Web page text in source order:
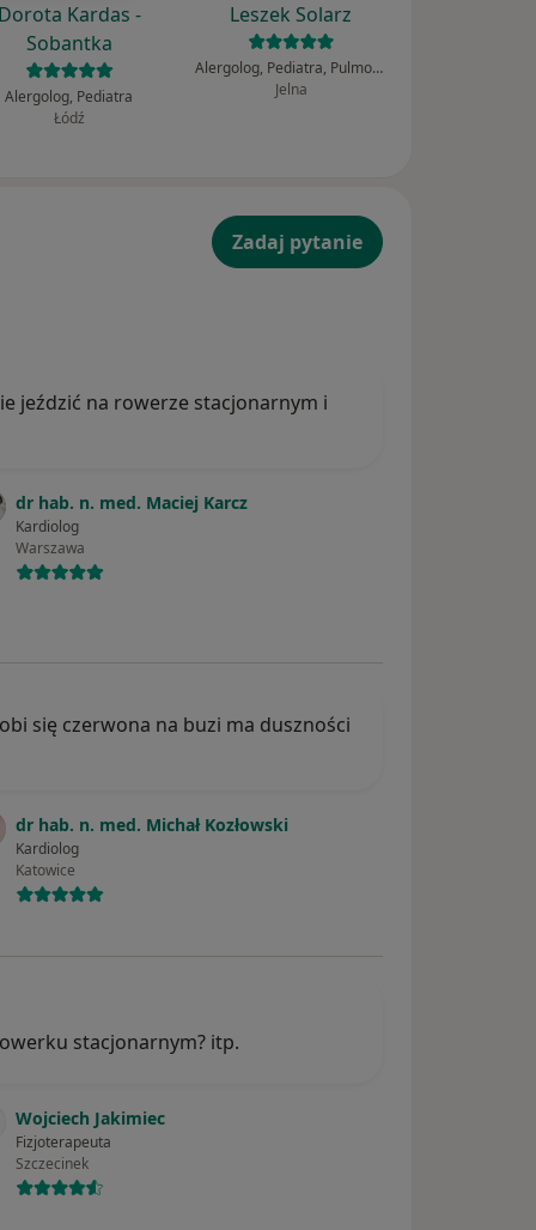
Dorota Kardas -
Sobantka
Alergolog, Pediatra
Łódź
Leszek Solarz
Alergolog, Pediatra, Pulmonolog
Jelna
Zadaj pytanie
jeździć na rowerze stacjonarnym i
dr hab. n. med. Maciej Karcz
Kardiolog
Warszawa
się czerwona na buzi ma duszności
dr hab. n. med. Michał Kozłowski
Kardiolog
Katowice
stacjonarnym? itp.
Wojciech Jakimiec
Fizjoterapeuta
Szczecinek